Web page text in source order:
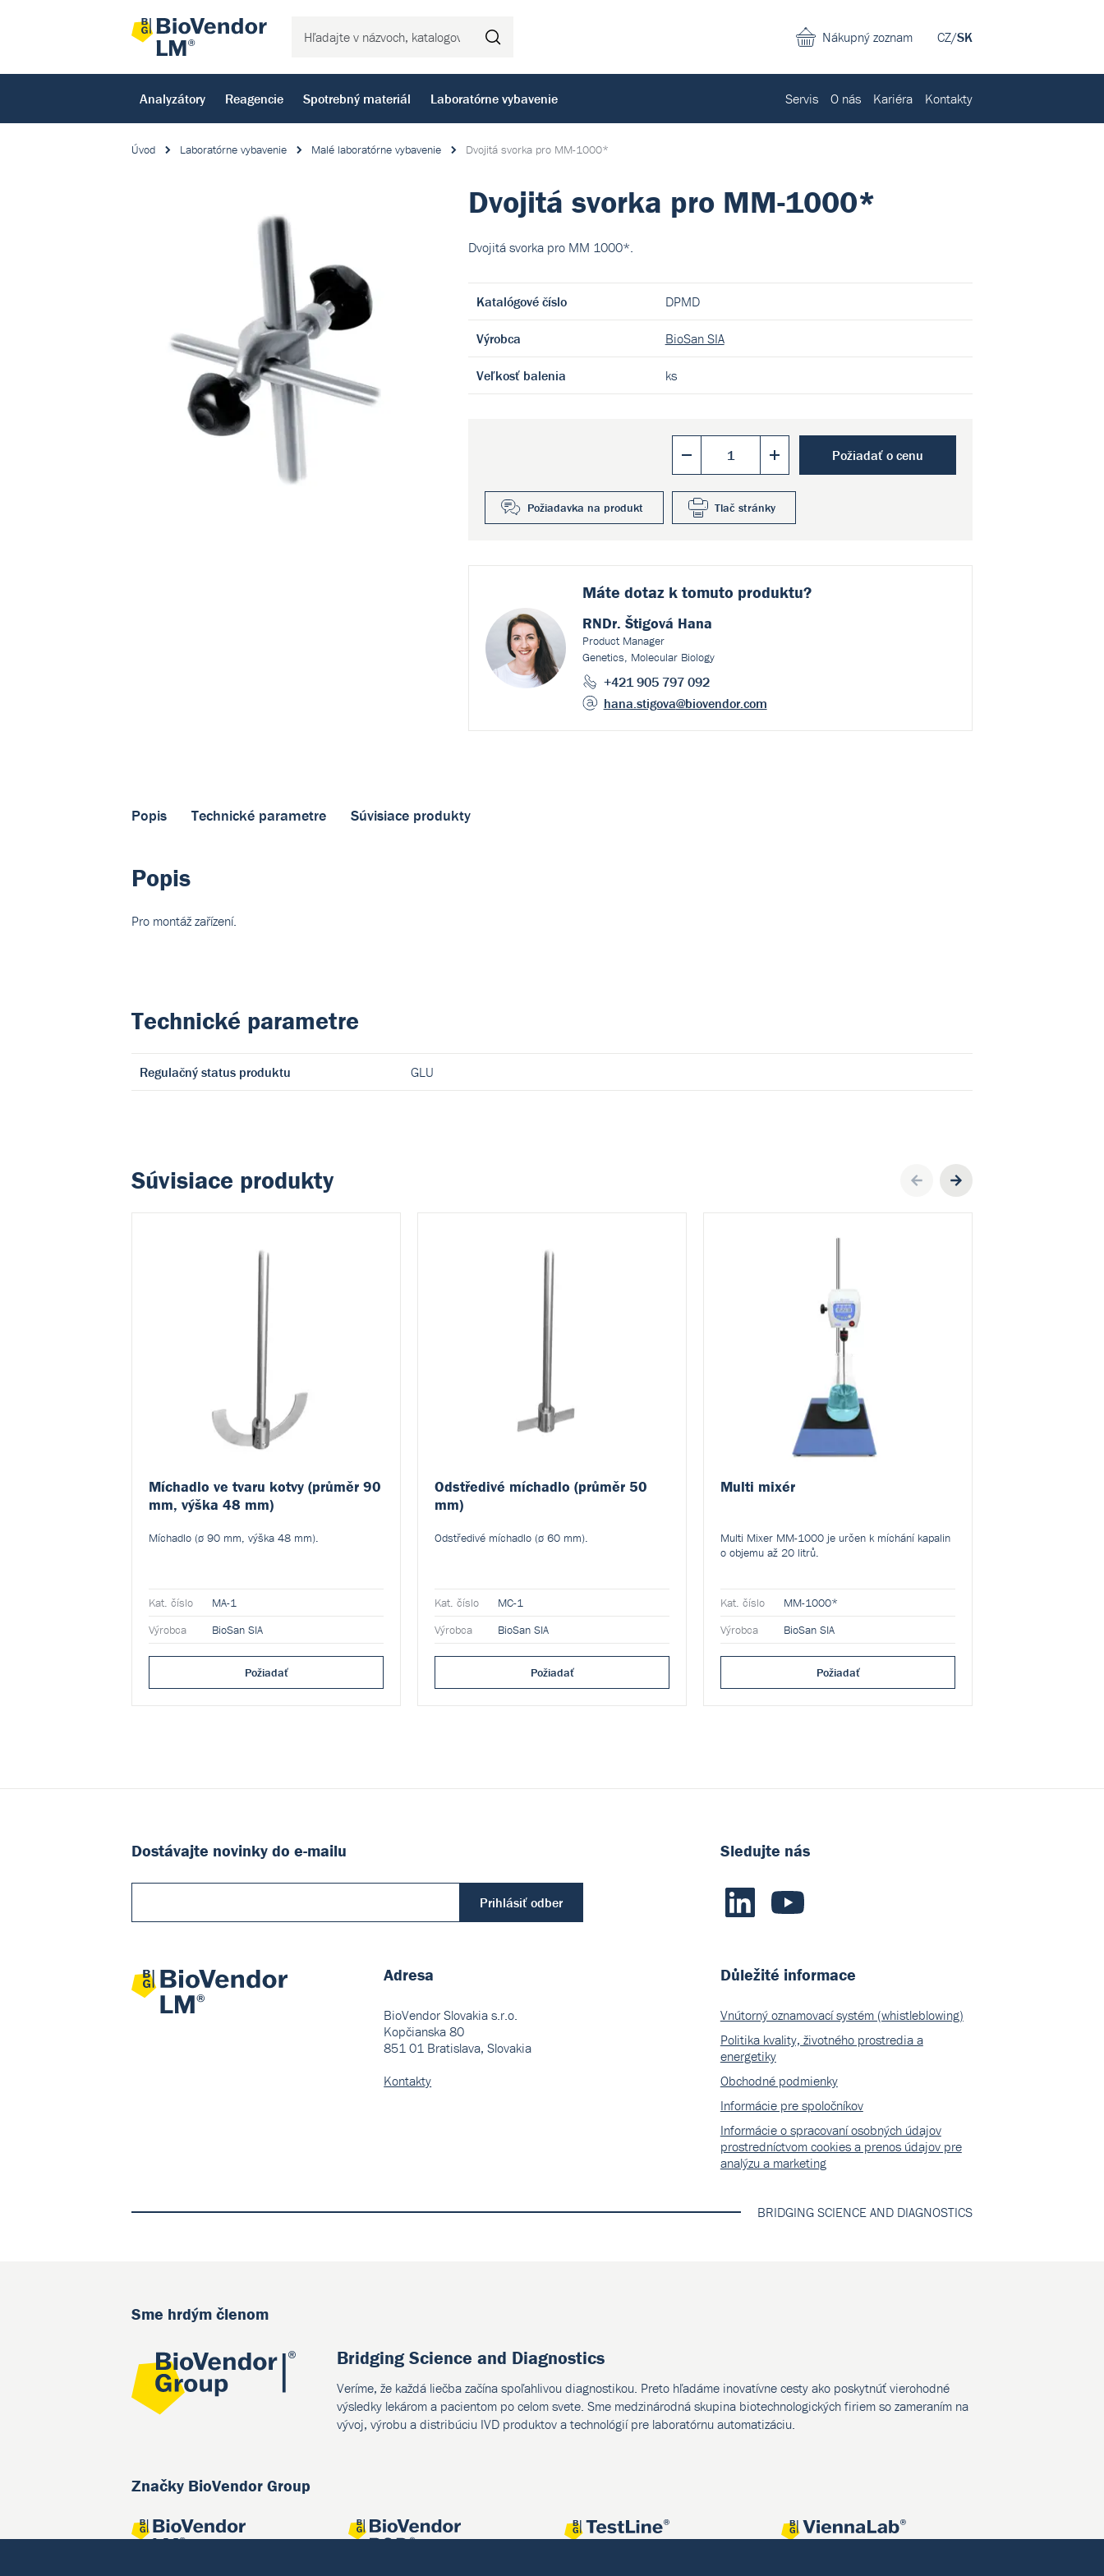
CZ/SK
Nákupný zoznam
Analyzátory Reagencie Spotrebný materiál Laboratórne vybavenie Servis O nás Kariéra Kontakty
Úvod Laboratórne vybavenie Malé laboratórne vybavenie Dvojitá svorka pro MM-1000*
Dvojitá svorka pro MM-1000*
Dvojitá svorka pro MM 1000*.
Katalógové číslo DPMD
Výrobca BioSan SIA
Veľkosť balenia ks
Požiadať o cenu
Požiadavka na produkt Tlač stránky
Máte dotaz k tomuto produktu?
RNDr. Štigová Hana
Product Manager
Genetics, Molecular Biology
+421 905 797 092
hana.stigova@biovendor.com
Popis Technické parametre Súvisiace produkty
Popis
Pro montáž zařízení.
Technické parametre
Regulačný status produktu GLU
Súvisiace produkty
Míchadlo ve tvaru kotvy (průměr 90
mm, výška 48 mm)
Míchadlo (ø 90 mm, výška 48 mm).
Kat. číslo
MA-1
Výrobca
BioSan SIA
Požiadať
Odstředivé míchadlo (průměr 50
mm)
Odstředivé míchadlo (ø 60 mm).
Kat. číslo
MC-1
Výrobca
BioSan SIA
Požiadať
Multi mixér
Multi Mixer MM-1000 je určen k míchání kapalin
o objemu až 20 litrů.
Kat. číslo
MM-1000*
Výrobca
BioSan SIA
Požiadať
Dostávajte novinky do e-mailu
Prihlásiť odber
Adresa
BioVendor Slovakia s.r.o.
Kopčianska 80
851 01 Bratislava, Slovakia
Kontakty
Sledujte nás
Důležité informace
Vnútorný oznamovací systém (whistleblowing)
Politika kvality, životného prostredia a
energetiky
Obchodné podmienky
Informácie pre spoločníkov
Informácie o spracovaní osobných údajov
prostredníctvom cookies a prenos údajov pre
analýzu a marketing
BRIDGING SCIENCE AND DIAGNOSTICS
Sme hrdým členom
Bridging Science and Diagnostics
Veríme, že každá liečba začína spoľahlivou diagnostikou. Preto hľadáme inovatívne cesty ako poskytnúť vierohodné
výsledky lekárom a pacientom po celom svete. Sme medzinárodná skupina biotechnologických firiem so zameraním na
vývoj, výrobu a distribúciu IVD produktov a technológií pre laboratórnu automatizáciu.
Značky BioVendor Group